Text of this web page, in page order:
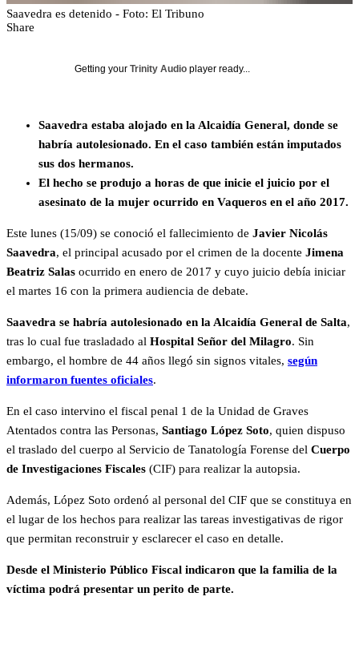
Saavedra es detenido - Foto: El Tribuno
Share
Getting your Trinity Audio player ready...
Saavedra estaba alojado en la Alcaidía General, donde se
habría autolesionado. En el caso también están imputados
sus dos hermanos.
El hecho se produjo a horas de que inicie el juicio por el
asesinato de la mujer ocurrido en Vaqueros en el año 2017.
Este lunes (15/09) se conoció el fallecimiento de Javier Nicolás
Saavedra, el principal acusado por el crimen de la docente Jimena
Beatriz Salas ocurrido en enero de 2017 y cuyo juicio debía iniciar
el martes 16 con la primera audiencia de debate.
Saavedra se habría autolesionado en la Alcaidía General de Salta,
tras lo cual fue trasladado al Hospital Señor del Milagro. Sin
embargo, el hombre de 44 años llegó sin signos vitales, según
informaron fuentes oficiales.
En el caso intervino el fiscal penal 1 de la Unidad de Graves
Atentados contra las Personas, Santiago López Soto, quien dispuso
el traslado del cuerpo al Servicio de Tanatología Forense del Cuerpo
de Investigaciones Fiscales (CIF) para realizar la autopsia.
Además, López Soto ordenó al personal del CIF que se constituya en
el lugar de los hechos para realizar las tareas investigativas de rigor
que permitan reconstruir y esclarecer el caso en detalle.
Desde el Ministerio Público Fiscal indicaron que la familia de la
víctima podrá presentar un perito de parte.